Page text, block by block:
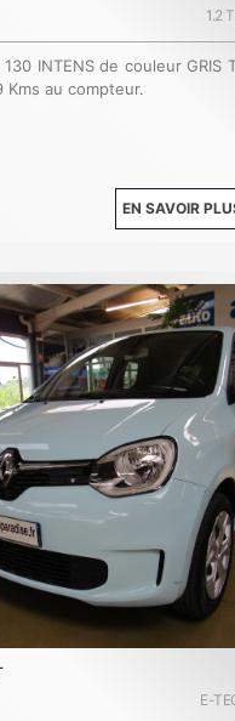
1.2
130 INTENS de couleur GRIS
Kms au compteur.
EN SAVOIR
E-